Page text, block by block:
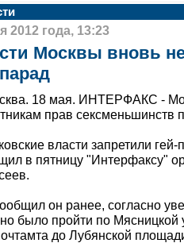
2012 года, 13:23
Москвы вновь
18 мая. ИНТЕРФАКС -
прав сексменьшинств
власти запретили
в пятницу "Интерфаксу"
он ранее, согласно
было пройти по Мясницкой
до Лубянской